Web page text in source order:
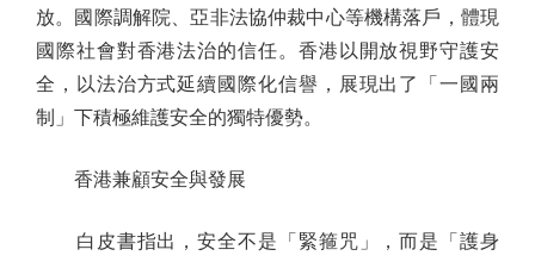
放。國際調解院、亞非法協仲裁中心等機構落戶，體現
國際社會對香港法治的信任。香港以開放視野守護安
全，以法治方式延續國際化信譽，展現出了「一國兩
制」下積極維護安全的獨特優勢。
香港兼顧安全與發展
白皮書指出，安全不是「緊箍咒」，而是「護身